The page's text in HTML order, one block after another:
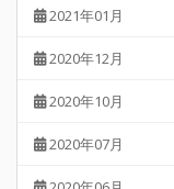
2021年01月
2020年12月
2020年10月
2020年07月